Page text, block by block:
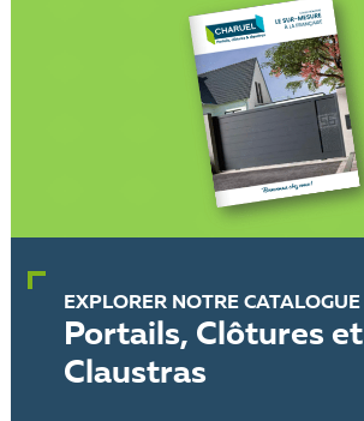
EXPLORER NOTRE CATALOGUE
Portails, Clôtures et
Claustras